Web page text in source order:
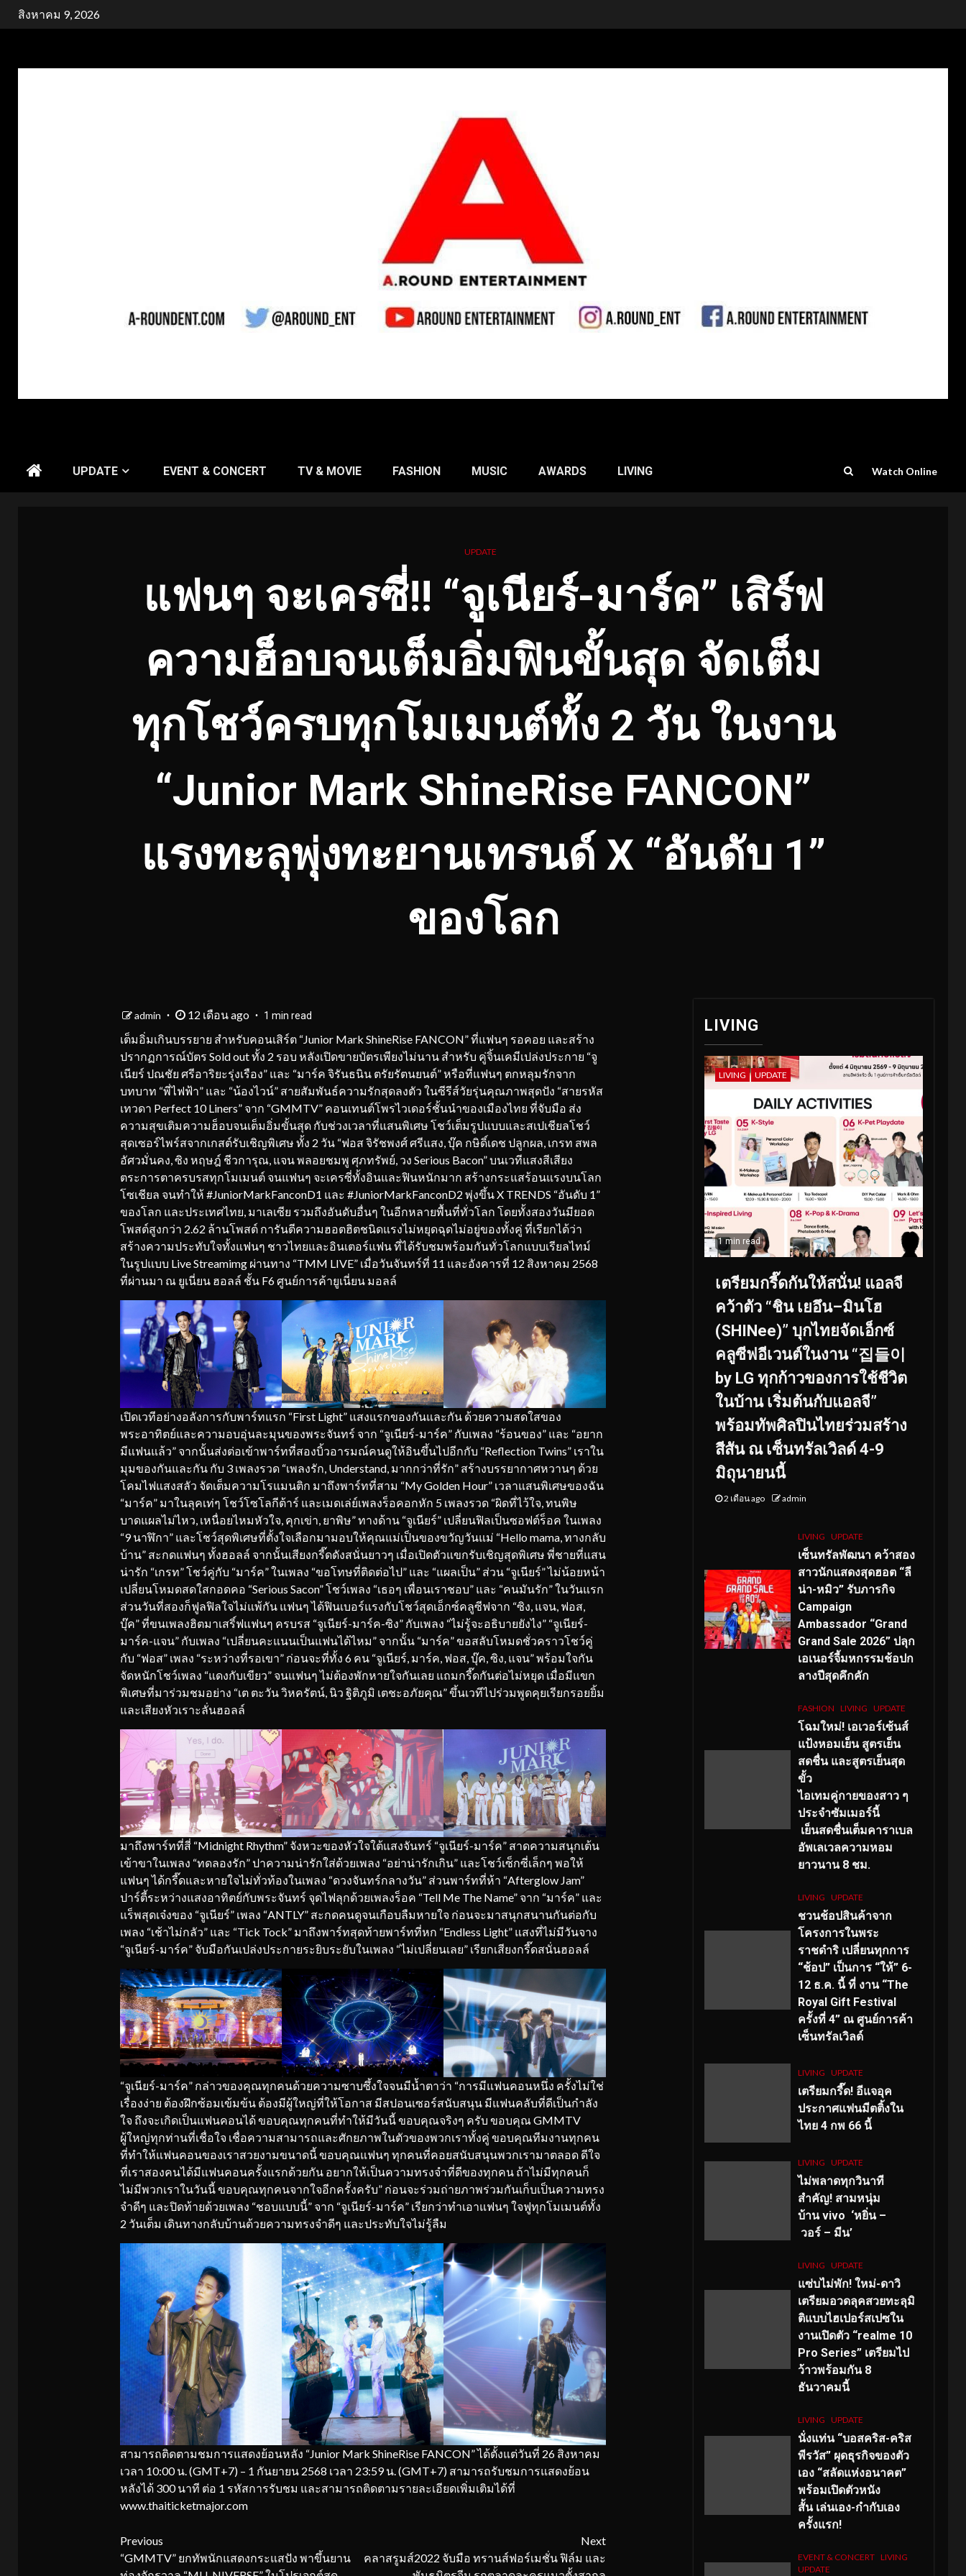
Skipสิงหาคม 9, 2026
UPDATE EVENT & CONCERT TV & MOVIE FASHION MUSIC AWARDS LIVING Watch Online
UPDATE
แฟนๆ จะเครซี่!! “จูเนียร์-มาร์ค” เสิร์ฟ
ความฮ็อบจนเต็มอิ่มฟินขั้นสุด จัดเต็ม
ทุกโชว์ครบทุกโมเมนต์ทั้ง 2 วัน ในงาน
“Junior Mark ShineRise FANCON”
แรงทะลุพุ่งทะยานเทรนด์ X “อันดับ 1”
ของโลก
admin 12 เดือน ago 1 min read
เต็มอิ่มเกินบรรยาย สำหรับคอนเสิร์ต “Junior Mark ShineRise FANCON” ที่แฟนๆ รอคอย และสร้าง
ปรากฏการณ์บัตร Sold out ทั้ง 2 รอบ หลังเปิดขายบัตรเพียงไม่นาน สำหรับ คู่จิ้นเคมีเปล่งประกาย “จู
เนียร์ ปณชัย ศรีอาริยะรุ่งเรือง” และ “มาร์ค จิรันธนิน ตรัยรัตนยนต์” หรือที่แฟนๆ ตกหลุมรักจาก
บทบาท “พี่ไฟฟ้า” และ “น้องไวน์” สายสัมพันธ์ความรักสุดลงตัว ในซีรีส์วัยรุ่นคุณภาพสุดปัง “สายรหัส
เทวดา Perfect 10 Liners” จาก “GMMTV” คอนเทนต์โพรไวเดอร์ชั้นนำของเมืองไทย ที่จับมือ ส่ง
ความสุขเติมความฮ็อบจนเต็มอิ่มขั้นสุด กับช่วงเวลาที่แสนพิเศษ โชว์เต็มรูปแบบและสเปเชียลโชว์
สุดเซอร์ไพร์สจากเกสต์รับเชิญพิเศษ ทั้ง 2 วัน “ฟอส จิรัชพงศ์ ศรีแสง, บุ๊ค กษิดิ์เดช ปลูกผล, เกรท สพล
อัศวมั่นคง, ซิง หฤษฎ์ ชีวการุณ, แจน พลอยชมพู ศุภทรัพย์, วง Serious Bacon” บนเวทีแสงสีเสียง
ตระการตาครบรสทุกโมเมนต์ จนแฟนๆ จะเครซี่ทั้งอินและฟินหนักมาก สร้างกระแสร้อนแรงบนโลก
โซเชียล จนทำให้ #JuniorMarkFanconD1 และ #JuniorMarkFanconD2 พุ่งขึ้น X TRENDS “อันดับ 1”
ของโลก และประเทศไทย, มาเลเซีย รวมถึงอันดับอื่นๆ ในอีกหลายพื้นที่ทั่วโลก โดยทั้งสองวันมียอด
โพสต์สูงกว่า 2.62 ล้านโพสต์ การันตีความฮอตฮิตชนิดแรงไม่หยุดฉุดไม่อยู่ของทั้งคู่ ที่เรียกได้ว่า
สร้างความประทับใจทั้งแฟนๆ ชาวไทยและอินเตอร์แฟน ที่ได้รับชมพร้อมกันทั่วโลกแบบเรียลไทม์
ในรูปแบบ Live Streamimg ผ่านทาง “TMM LIVE” เมื่อวันจันทร์ที่ 11 และอังคารที่ 12 สิงหาคม 2568
ที่ผ่านมา ณ ยูเนี่ยน ฮอลล์ ชั้น F6 ศูนย์การค้ายูเนี่ยน มอลล์
เปิดเวทีอย่างอลังการกับพาร์ทแรก “First Light” แสงแรกของกันและกัน ด้วยความสดใสของ
พระอาทิตย์และความอบอุ่นละมุนของพระจันทร์ จาก “จูเนียร์-มาร์ค” กับเพลง “ร้อนของ” และ “อยาก
มีแฟนแล้ว” จากนั้นส่งต่อเข้าพาร์ทที่สองบิ้วอารมณ์คนดูให้อินขึ้นไปอีกกับ “Reflection Twins” เราใน
มุมของกันและกัน กับ 3 เพลงรวด “เพลงรัก, Understand, มากกว่าที่รัก” สร้างบรรยากาศหวานๆ ด้วย
โคมไฟแสงสลัว จัดเต็มความโรแมนติก มาถึงพาร์ทที่สาม “My Golden Hour” เวลาแสนพิเศษของฉัน
“มาร์ค” มาในลุคเท่ๆ โชว์โซโลกีต้าร์ และเมดเล่ย์เพลงร็อคอกหัก 5 เพลงรวด “ผิดที่ไว้ใจ, ทนพิษ
บาดแผลไม่ไหว, เหนื่อยไหมหัวใจ, คุกเข่า, ยาพิษ” ทางด้าน “จูเนียร์” เปลี่ยนฟิลเป็นซอฟต์ร็อค ในเพลง
“9 นาฬิกา” และโชว์สุดพิเศษที่ตั้งใจเลือกมามอบให้คุณแม่เป็นของขวัญวันแม่ “Hello mama, ทางกลับ
บ้าน” สะกดแฟนๆ ทั้งฮอลล์ จากนั้นเสียงกรี๊ดดังสนั่นยาวๆ เมื่อเปิดตัวแขกรับเชิญสุดพิเศษ พี่ชายที่แสน
น่ารัก “เกรท” โชว์คู่กับ “มาร์ค” ในเพลง “ขอโทษที่ติดต่อไป” และ “แผลเป็น” ส่วน “จูเนียร์” ไม่น้อยหน้า
เปลี่ยนโหมดสดใสกอดคอ “Serious Sacon” โชว์เพลง “เธอๆ เพื่อนเราชอบ” และ “คนมันรัก” ในวันแรก
ส่วนวันที่สองก็ฟูลฟิลใจไม่แพ้กัน แฟนๆ ได้ฟินเบอร์แรงกับโชว์สุดเอ็กซ์คลูซีฟจาก “ซิง, แจน, ฟอส,
บุ๊ค” ที่ขนเพลงฮิตมาเสริ์ฟแฟนๆ ครบรส “จูเนียร์-มาร์ค-ซิง” กับเพลง “ไม่รู้จะอธิบายยังไง” “จูเนียร์-
มาร์ค-แจน” กับเพลง “เปลี่ยนคะแนนเป็นแฟนได้ไหม” จากนั้น “มาร์ค” ขอสลับโหมดชั่วคราวโชว์คู่
กับ “ฟอส” เพลง “ระหว่างที่รอเขา” ก่อนจะที่ทั้ง 6 คน “จูเนียร์, มาร์ค, ฟอส, บุ๊ค, ซิง, แจน” พร้อมใจกัน
จัดหนักโชว์เพลง “แดงกับเขียว” จนแฟนๆ ไม่ต้องพักหายใจกันเลย แถมกรี๊ดกันต่อไม่หยุด เมื่อมีแขก
พิเศษที่มาร่วมชมอย่าง “เต ตะวัน วิหครัตน์, นิว ฐิติภูมิ เตชะอภัยคุณ” ขึ้นเวทีไปร่วมพูดคุยเรียกรอยยิ้ม
และเสียงหัวเราะลั่นฮอลล์
มาถึงพาร์ทที่สี่ “Midnight Rhythm” จังหวะของหัวใจใต้แสงจันทร์ “จูเนียร์-มาร์ค” สาดความสนุกเต้น
เข้าขาในเพลง “ทดลองรัก” ปาความน่ารักใส่ด้วยเพลง “อย่าน่ารักเกิน” และโชว์เซ็กซี่เล็กๆ พอให้
แฟนๆ ได้กรี๊ดและหายใจไม่ทั่วท้องในเพลง “ดวงจันทร์กลางวัน” ส่วนพาร์ทที่ห้า “Afterglow Jam”
ปาร์ตี้ระหว่างแสงอาทิตย์กับพระจันทร์ จุดไฟลุกด้วยเพลงร็อค “Tell Me The Name” จาก “มาร์ค” และ
แร็พสุดเจ๋งของ “จูเนียร์” เพลง “ANTLY” สะกดคนดูจนเกือบลืมหายใจ ก่อนจะมาสนุกสนานกันต่อกับ
เพลง “เช้าไม่กลัว” และ “Tick Tock” มาถึงพาร์ทสุดท้ายพาร์ทที่หก “Endless Light” แสงที่ไม่มีวันจาง
“จูเนียร์-มาร์ค” จับมือกันเปล่งประกายระยิบระยับในเพลง “ไม่เปลี่ยนเลย” เรียกเสียงกรี๊ดสนั่นฮอลล์
“จูเนียร์-มาร์ค” กล่าวของคุณทุกคนด้วยความซาบซึ้งใจจนมีน้ำตาว่า “การมีแฟนคอนหนึ่ง ครั้งไม่ใช่
เรื่องง่าย ต้องฝึกซ้อมเข้มข้น ต้องมีผู้ใหญ่ที่ให้โอกาส มีสปอนเซอร์สนับสนุน มีแฟนคลับที่ดีเป็นกำลัง
ใจ ถึงจะเกิดเป็นแฟนคอนได้ ขอบคุณทุกคนที่ทำให้มีวันนี้ ขอบคุณจริงๆ ครับ ขอบคุณ GMMTV
ผู้ใหญ่ทุกท่านที่เชื่อใจ เชื่อความสามารถและศักยภาพในตัวของพวกเราทั้งคู่ ขอบคุณทีมงานทุกคน
ที่ทำให้แฟนคอนของเราสวยงามขนาดนี้ ขอบคุณแฟนๆ ทุกคนที่คอยสนับสนุนพวกเรามาตลอด ดีใจ
ที่เราสองคนได้มีแฟนคอนครั้งแรกด้วยกัน อยากให้เป็นความทรงจำที่ดีของทุกคน ถ้าไม่มีทุกคนก็
ไม่มีพวกเราในวันนี้ ขอบคุณทุกคนจากใจอีกครั้งครับ” ก่อนจะร่วมถ่ายภาพร่วมกันเก็บเป็นความทรง
จำดีๆ และปิดท้ายด้วยเพลง “ชอบแบบนี้” จาก “จูเนียร์-มาร์ค” เรียกว่าทำเอาแฟนๆ ใจฟูทุกโมเมนต์ทั้ง
2 วันเต็ม เดินทางกลับบ้านด้วยความทรงจำดีๆ และประทับใจไม่รู้ลืม
สามารถติดตามชมการแสดงย้อนหลัง “Junior Mark ShineRise FANCON” ได้ตั้งแต่วันที่ 26 สิงหาคม
เวลา 10:00 น. (GMT+7) – 1 กันยายน 2568 เวลา 23:59 น. (GMT+7) สามารถรับชมการแสดงย้อน
หลังได้ 300 นาที ต่อ 1 รหัสการรับชม และสามารถติดตามรายละเอียดเพิ่มเติมได้ที่
www.thaiticketmajor.com
Continue
Reading
Previous
“GMMTV” ยกทัพนักแสดงกระแสปัง พาขึ้นยาน
Next
คลาสรูมส์2022 จับมือ ทรานส์ฟอร์เมชั่น ฟิล์ม และ
LIVING
LIVING UPDATE
1 min read
เตรียมกรี๊ดกันให้สนั่น! แอลจี
คว้าตัว “ชิน เยอึน–มินโฮ
(SHINee)” บุกไทยจัดเอ็กซ์
คลูซีฟอีเวนต์ในงาน “집들이
by LG ทุกก้าวของการใช้ชีวิต
ในบ้าน เริ่มต้นกับแอลจี”
พร้อมทัพศิลปินไทยร่วมสร้าง
สีสัน ณ เซ็นทรัลเวิลด์ 4-9
มิถุนายนนี้
2 เดือน ago admin
LIVING UPDATE
เซ็นทรัลพัฒนา คว้าสอง
สาวนักแสดงสุดฮอต “ลี
น่า-หมิว” รับภารกิจ
Campaign
Ambassador “Grand
Grand Sale 2026” ปลุก
เอเนอร์จี้มหกรรมช้อปก
ลางปีสุดคึกคัก
FASHION LIVING UPDATE
โฉมใหม่! เอเวอร์เซ้นส์
แป้งหอมเย็น สูตรเย็น
สดชื่น และสูตรเย็นสุด
ขั้ว
ไอเทมคู่กายของสาว ๆ
ประจำซัมเมอร์นี้
เย็นสดชื่นเต็มคาราเบล
อัพเลเวลความหอม
ยาวนาน 8 ชม.
LIVING UPDATE
ชวนช้อปสินค้าจาก
โครงการในพระ
ราชดำริ เปลี่ยนทุกการ
“ช้อป” เป็นการ “ให้” 6-
12 ธ.ค. นี้ ที่ งาน “The
Royal Gift Festival
ครั้งที่ 4” ณ ศูนย์การค้า
เซ็นทรัลเวิลด์
LIVING UPDATE
เตรียมกรี๊ด! อีแจอุค
ประกาศแฟนมีตติ้งใน
ไทย 4 กพ 66 นี้
LIVING UPDATE
ไม่พลาดทุกวินาที
สำคัญ! สามหนุ่ม
บ้าน vivo ‘หยิ่น –
วอร์ – มีน’
LIVING UPDATE
แซ่บไม่พัก! ใหม่-ดาวิ
เตรียมอวดลุคสวยทะลุมิ
ติแบบไฮเปอร์สเปซใน
งานเปิดตัว “realme 10
Pro Series” เตรียมไป
ว้าวพร้อมกัน 8
ธันวาคมนี้
LIVING UPDATE
นั่งแท่น “บอสคริส-คริส
พีรวัส” ผุดธุรกิจของตัว
เอง “สลัดแห่งอนาคต”
พร้อมเปิดตัวหนัง
สั้น เล่นเอง-กำกับเอง
ครั้งแรก!
EVENT & CONCERT LIVING
UPDATE